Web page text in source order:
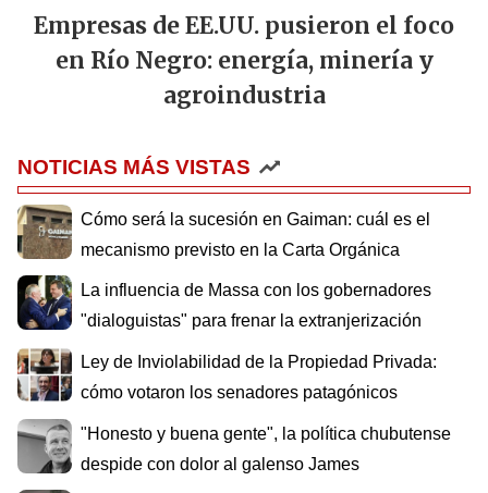
Empresas de EE.UU. pusieron el foco
en Río Negro: energía, minería y
agroindustria
NOTICIAS MÁS VISTAS
Cómo será la sucesión en Gaiman: cuál es el
mecanismo previsto en la Carta Orgánica
La influencia de Massa con los gobernadores
"dialoguistas" para frenar la extranjerización
Ley de Inviolabilidad de la Propiedad Privada:
cómo votaron los senadores patagónicos
"Honesto y buena gente", la política chubutense
despide con dolor al galenso James